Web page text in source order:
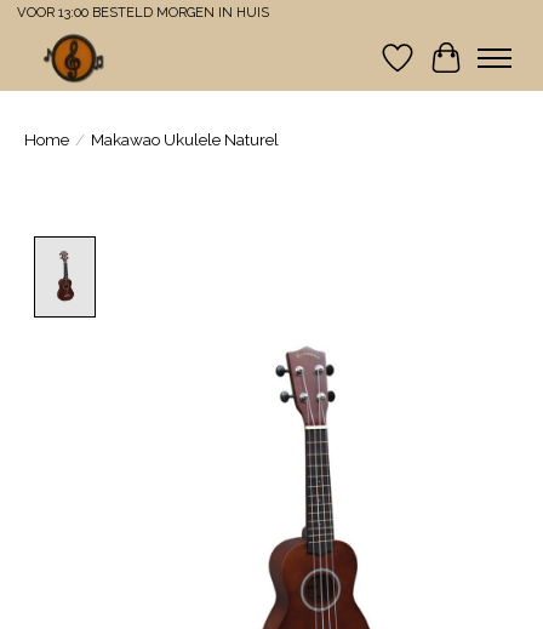
VOOR 13:00 BESTELD MORGEN IN HUIS
Verlanglijst
Home / Makawao Ukulele Naturel